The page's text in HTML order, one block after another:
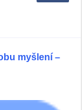
myšlení –